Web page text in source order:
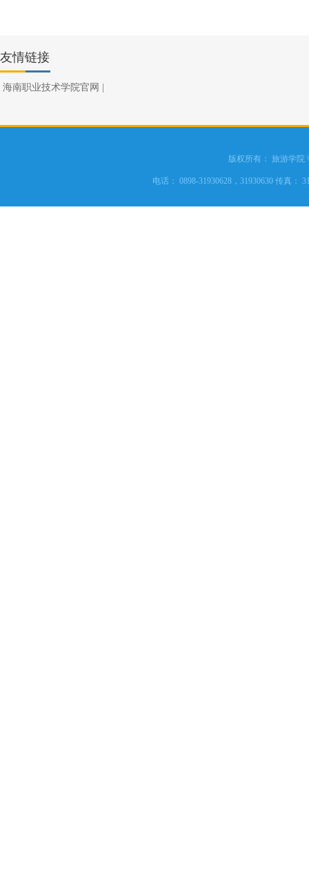
友情链接
海南职业技术学院官网
版权所有： 旅游学院
电话： 0898-31930628，31930630 传真：